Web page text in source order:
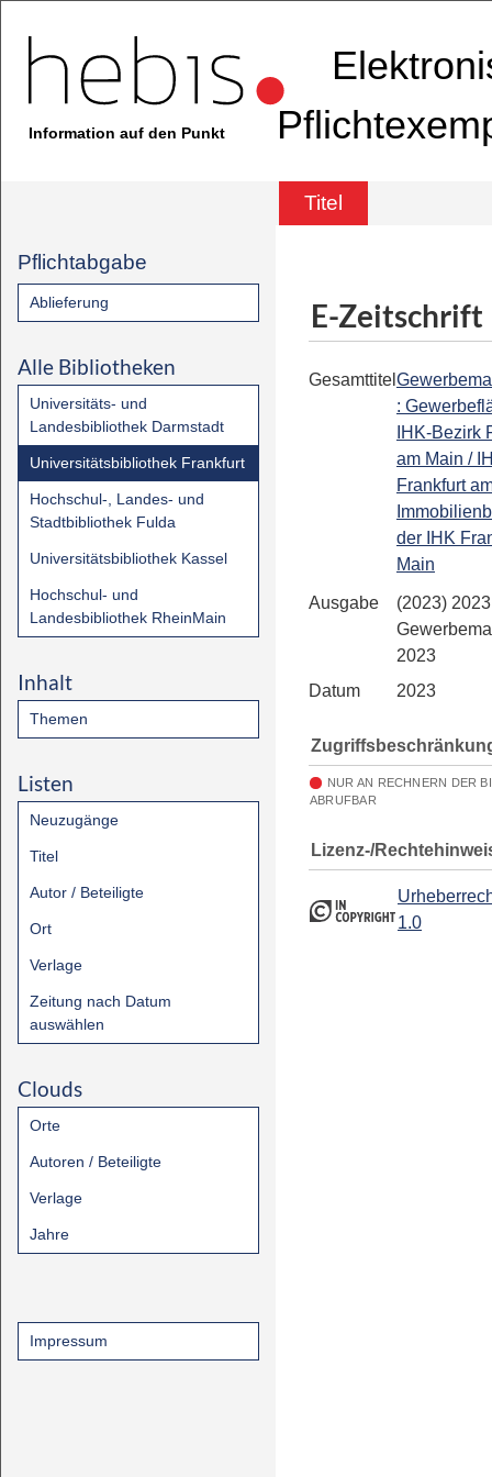
Information auf den Punkt
Titel
Pflichtabgabe
Ablieferung
Alle Bibliotheken
Universitäts- und
Landesbibliothek Darmstadt
Universitätsbibliothek Frankfurt
Hochschul-, Landes- und
Stadtbibliothek Fulda
Universitätsbibliothek Kassel
Hochschul- und
Landesbibliothek RheinMain
Inhalt
Themen
Listen
Neuzugänge
Titel
Autor / Beteiligte
Ort
Verlage
Zeitung nach Datum
auswählen
Clouds
Orte
Autoren / Beteiligte
Verlage
Jahre
Impressum
E-Zeitschrift
Gesamttitel
:
IHK-Bezirk
am Main /
Frankfurt
der IHK
Main
Ausgabe
(2023)
2023
Datum
2023
NUR AN RECHNERN DER
ABRUFBAR
Lizenz-/
1.0